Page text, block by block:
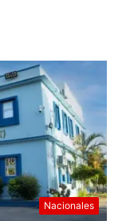
Nacionales